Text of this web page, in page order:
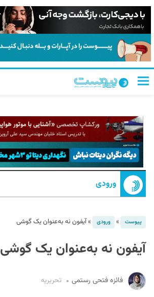
ورودی
پیوست » ورودی »آیفون نه به‌عنوان یک گوشی
آیفون نه به‌عنوان یک گوشی
فائزه فتحی رستمی تحریریه